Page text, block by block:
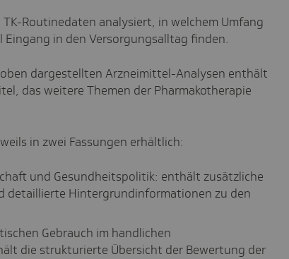
Routinedaten analysiert, in welchem Umfang
in den Versorgungsalltag finden.
dargestellten Arzneimittel-Analysen enthält
das weitere Themen der Pharmakotherapie
in zwei Fassungen erhältlich:
und Gesundheitspolitik: enthält zusätzliche
detaillierte Hintergrundinformationen zu den
Gebrauch im handlichen
die strukturierte Übersicht der Bewertung der